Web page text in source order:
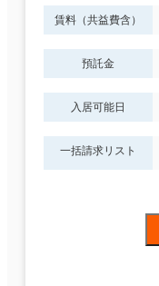
賃料（共益費含）
預託金
入居可能日
一括請求リスト